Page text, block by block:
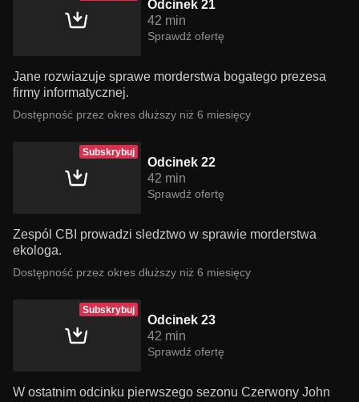
Odcinek 21
42 min
Sprawdź ofertę
Jane rozwiazuje sprawe morderstwa bogatego prezesa
firmy informatycznej.
Dostępność przez okres dłuższy niż 6 miesięcy
Subskrybuj
Odcinek 22
42 min
Sprawdź ofertę
Zespól CBI prowadzi sledztwo w sprawie morderstwa
ekologa.
Dostępność przez okres dłuższy niż 6 miesięcy
Subskrybuj
Odcinek 23
42 min
Sprawdź ofertę
W ostatnim odcinku pierwszego sezonu Czerwony John